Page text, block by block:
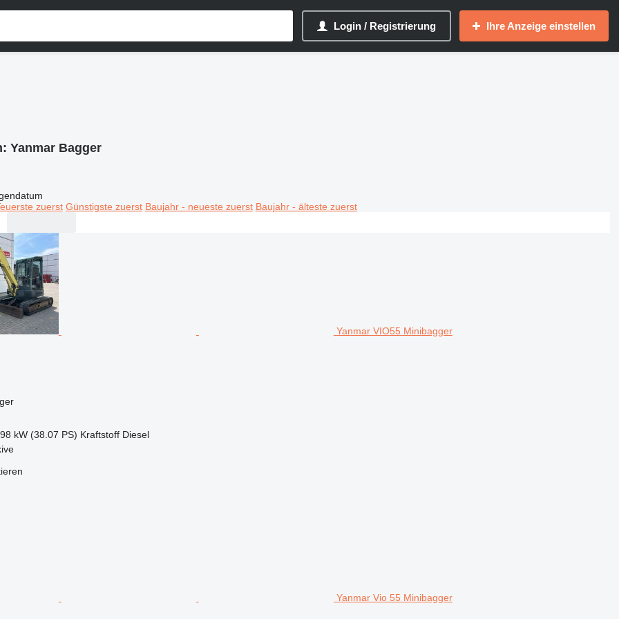
Login / Registrierung Ihre Anzeige einstellen
Yanmar Bagger
zuerst Günstigste zuerst Baujahr - neueste zuerst Baujahr - älteste zuerst
Yanmar VIO55 Minibagger
kW (38.07 PS) Kraftstoff Diesel
Yanmar Vio 55 Minibagger